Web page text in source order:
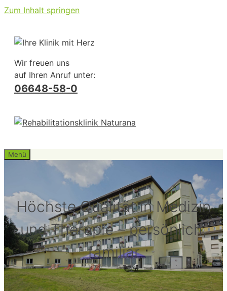
Zum Inhalt springen
Wir freuen uns
auf Ihren Anruf unter:
06648-58-0
Menü
Höchste Qualität in Medizin
und Therapie – persönlich,
familiär